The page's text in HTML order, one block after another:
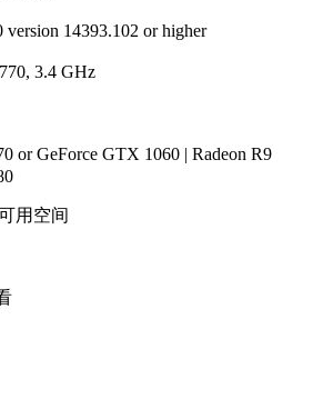
14393.102 or higher
3.4 GHz
or GeForce GTX 1060 | Radeon R9
用空间